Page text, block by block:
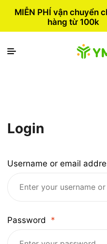
Login
Username or email
Password *
MIỄN PHÍ vận chuyển
hàng từ 100k